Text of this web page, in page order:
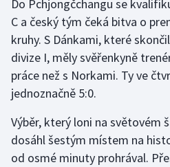
Gymnastika
Házená
Jezdectví
Judo
Krasobruslení
Do Pchjongčchangu se
C a český tým čeká bitva o
kruhy. S Dánkami, které
divize I, měly svěřenkyně
práce než s Norkami. Ty ve
jednoznačně 5:0.
Výběr, který loni na světovém
dosáhl šestým místem na
od osmé minuty prohrával.